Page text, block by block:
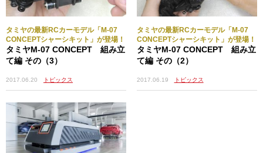
タミヤの最新RCカーモデル「M-07
CONCEPTシャーシキット」が登場！
タミヤM-07 CONCEPT 組み立
て編 その（3）
2017.06.20 トピックス
タミヤの最新RCカーモデル「M-07
CONCEPTシャーシキット」が登場！
タミヤM-07 CONCEPT 組み立
て編 その（2）
2017.06.19 トピックス